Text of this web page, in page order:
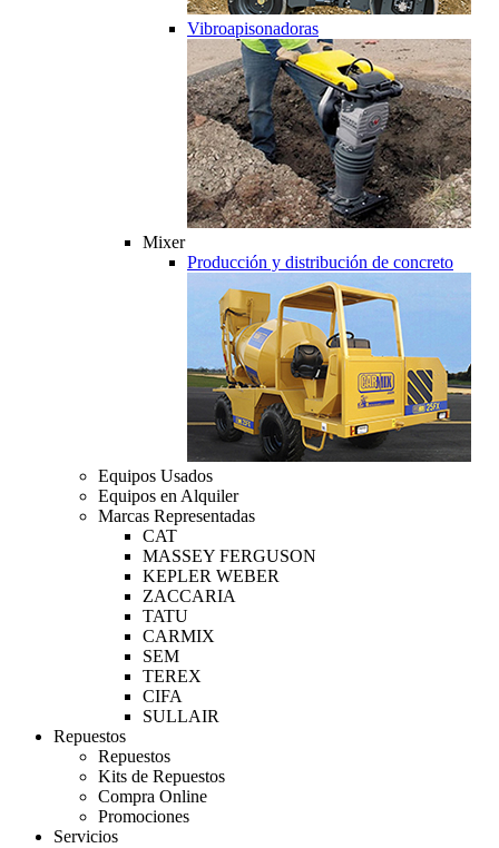
Vibroapisonadoras
Mixer
Producción y distribución de concreto
Equipos Usados
Equipos en Alquiler
Marcas Representadas
CAT
MASSEY FERGUSON
KEPLER WEBER
ZACCARIA
TATU
CARMIX
SEM
TEREX
CIFA
SULLAIR
Repuestos
Repuestos
Kits de Repuestos
Compra Online
Promociones
Servicios